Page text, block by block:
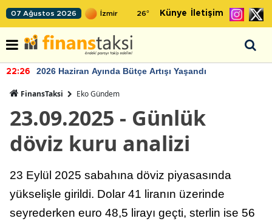
07 Ağustos 2026 26° Künye İletişim
22:26 2026 Haziran Ayında Bütçe Artışı Yaşandı
FinansTaksi Eko Gündem
23.09.2025 - Günlük
döviz kuru analizi
23 Eylül 2025 sabahına döviz piyasasında
yükselişle girildi. Dolar 41 liranın üzerinde
seyrederken euro 48,5 lirayı geçti, sterlin ise 56